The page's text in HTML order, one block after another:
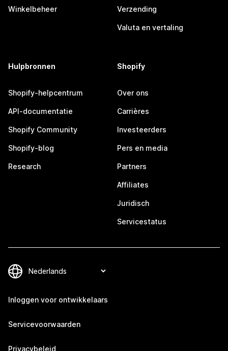
Winkelbeheer Verzending
Valuta en vertaling
Hulpbronnen
Shopify-helpcentrum
API-documentatie
Shopify Community
Shopify-blog
Research
Shopify
Over ons
Carrières
Investeerders
Pers en media
Partners
Affiliates
Juridisch
Servicestatus
Inloggen voor ontwikkelaars
Servicevoorwaarden
Privacybeleid